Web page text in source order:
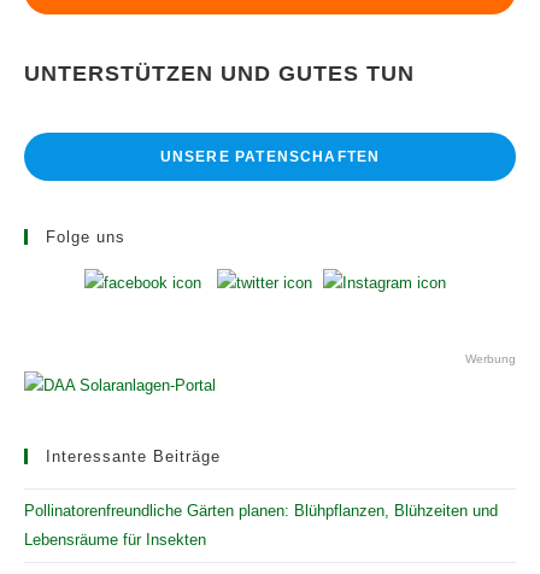
UNTERSTÜTZEN UND GUTES TUN
UNSERE PATENSCHAFTEN
Folge uns
Werbung
Interessante Beiträge
Pollinatorenfreundliche Gärten planen: Blühpflanzen, Blühzeiten und
Lebensräume für Insekten